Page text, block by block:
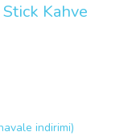
Kahve
indirimi)